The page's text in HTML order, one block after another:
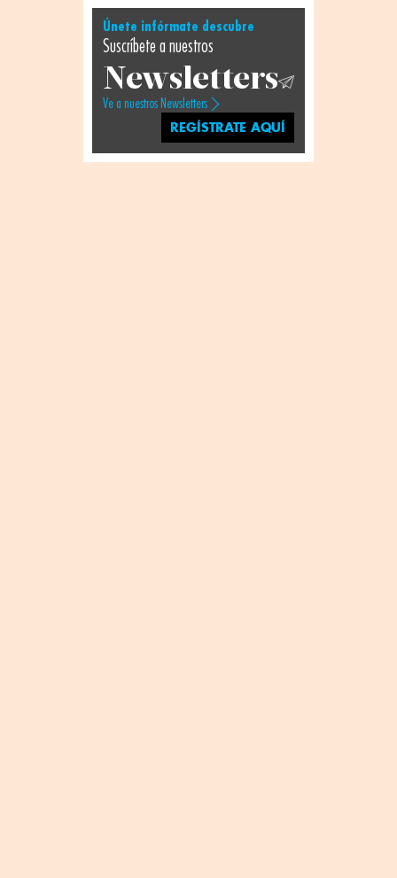
Únete infórmate descubre
Suscríbete a nuestros
Newsletters
Ve a nuestros Newsletters
REGÍSTRATE AQUÍ